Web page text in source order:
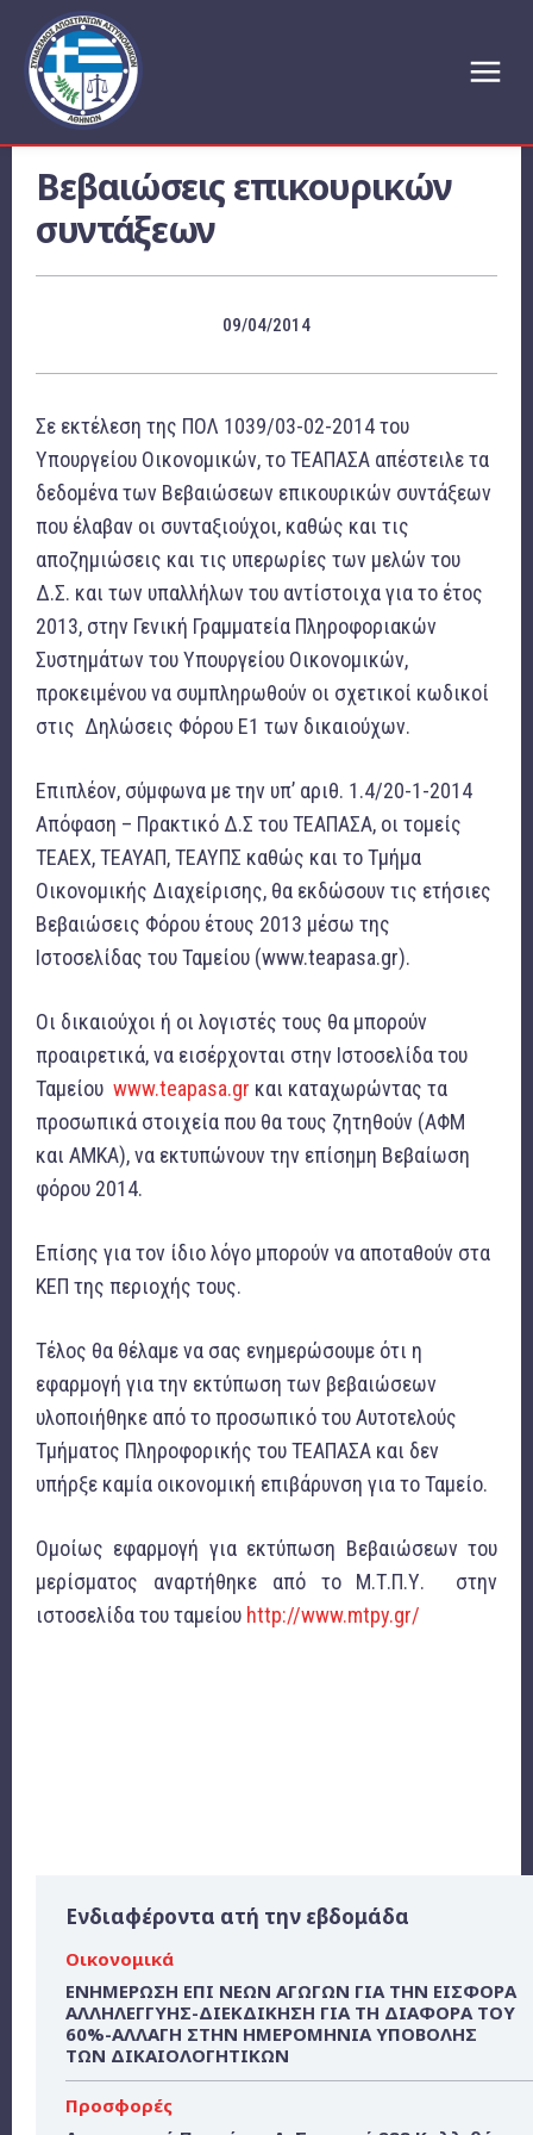
Βεβαιώσεις επικουρικών
συντάξεων
09/04/2014
Σε εκτέλεση της ΠΟΛ 1039/03-02-2014 του
Υπουργείου Οικονομικών, το ΤΕΑΠΑΣΑ απέστειλε τα
δεδομένα των Βεβαιώσεων επικουρικών συντάξεων
που έλαβαν οι συνταξιούχοι, καθώς και τις
αποζημιώσεις και τις υπερωρίες των μελών του
Δ.Σ. και των υπαλλήλων του αντίστοιχα για το έτος
2013, στην Γενική Γραμματεία Πληροφοριακών
Συστημάτων του Υπουργείου Οικονομικών,
προκειμένου να συμπληρωθούν οι σχετικοί κωδικοί
στις Δηλώσεις Φόρου Ε1 των δικαιούχων.
Επιπλέον, σύμφωνα με την υπ’ αριθ. 1.4/20-1-2014
Απόφαση – Πρακτικό Δ.Σ του ΤΕΑΠΑΣΑ, οι τομείς
ΤΕΑΕΧ, ΤΕΑΥΑΠ, ΤΕΑΥΠΣ καθώς και το Τμήμα
Οικονομικής Διαχείρισης, θα εκδώσουν τις ετήσιες
Βεβαιώσεις Φόρου έτους 2013 μέσω της
Ιστοσελίδας του Ταμείου (www.teapasa.gr).
Οι δικαιούχοι ή οι λογιστές τους θα μπορούν
προαιρετικά, να εισέρχονται στην Ιστοσελίδα του
Ταμείου www.teapasa.gr και καταχωρώντας τα
προσωπικά στοιχεία που θα τους ζητηθούν (ΑΦΜ
και ΑΜΚΑ), να εκτυπώνουν την επίσημη Βεβαίωση
φόρου 2014.
Επίσης για τον ίδιο λόγο μπορούν να αποταθούν στα
ΚΕΠ της περιοχής τους.
Τέλος θα θέλαμε να σας ενημερώσουμε ότι η
εφαρμογή για την εκτύπωση των βεβαιώσεων
υλοποιήθηκε από το προσωπικό του Αυτοτελούς
Τμήματος Πληροφορικής του ΤΕΑΠΑΣΑ και δεν
υπήρξε καμία οικονομική επιβάρυνση για το Ταμείο.
Ομοίως εφαρμογή για εκτύπωση Βεβαιώσεων του
μερίσματος αναρτήθηκε από το Μ.Τ.Π.Υ. στην
ιστοσελίδα του ταμείου http://www.mtpy.gr/
Ενδιαφέροντα ατή την εβδομάδα
Οικονομικά
ΕΝΗΜΕΡΩΣΗ ΕΠΙ ΝΕΩΝ ΑΓΩΓΩΝ ΓΙΑ ΤΗΝ ΕΙΣΦΟΡΑ
ΑΛΛΗΛΕΓΓΥΗΣ-ΔΙΕΚΔΙΚΗΣΗ ΓΙΑ ΤΗ ΔΙΑΦΟΡΑ ΤΟΥ
60%-ΑΛΛΑΓΗ ΣΤΗΝ ΗΜΕΡΟΜΗΝΙΑ ΥΠΟΒΟΛΗΣ
ΤΩΝ ΔΙΚΑΙΟΛΟΓΗΤΙΚΩΝ
Προσφορές